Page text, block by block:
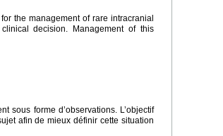
the management of rare intracranial
decision. Management of this
sous forme d’observations. L’objectif
afin de mieux définir cette situation